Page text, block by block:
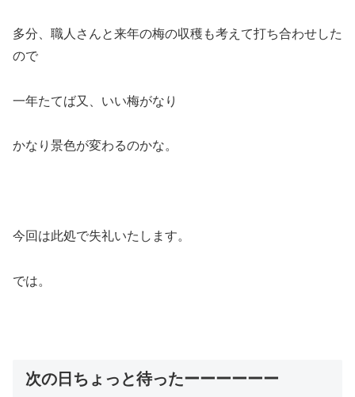
多分、職人さんと来年の梅の収穫も考えて打ち合わせした
ので
一年たてば又、いい梅がなり
かなり景色が変わるのかな。
今回は此処で失礼いたします。
では。
次の日ちょっと待ったーーーーーー